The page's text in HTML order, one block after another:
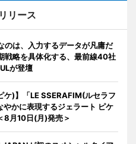
リース
のは、入力するデータが凡庸だ
戦略を具体化する、最前線40社
が登壇
ケ)】「LE SSERAFIM(ルセラフ
かに表現するジェラート ピケ
8月10日(月)発売＞